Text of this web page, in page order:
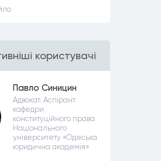
користувачi
Павло Синицин
Адвокат. Аспірант
кафедри
конституційного права
Національного
університету «Одеська
юридична академія»